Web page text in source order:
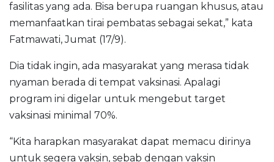
fasilitas yang ada. Bisa berupa ruangan khusus, atau
memanfaatkan tirai pembatas sebagai sekat,” kata
Fatmawati, Jumat (17/9).
Dia tidak ingin, ada masyarakat yang merasa tidak
nyaman berada di tempat vaksinasi. Apalagi
program ini digelar untuk mengebut target
vaksinasi minimal 70%.
“Kita harapkan masyarakat dapat memacu dirinya
untuk segera vaksin, sebab dengan vaksin